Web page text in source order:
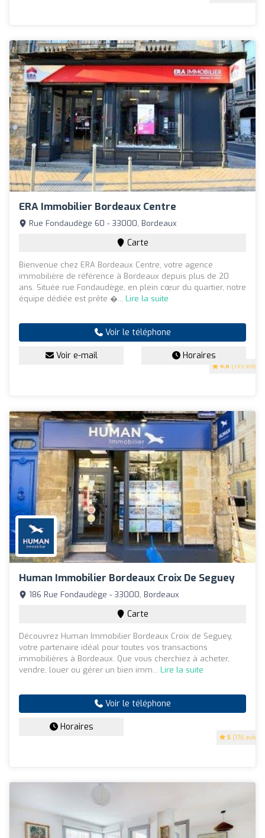
ERA Immobilier Bordeaux Centre
4.8 (199 avis)
Rue Fondaudège 60 - 33000, Bordeaux
Carte
Bienvenue chez ERA Bordeaux Centre, votre agence
immobilière de référence à Bordeaux depuis plus de 20
ans. Située rue Fondaudège, en plein cœur du quartier, notre
équipe dédiée est prête �... Lire la suite
Voir le téléphone
Voir e-mail Horaires
Human Immobilier Bordeaux Croix De Seguey
5 (176 avis)
186 Rue Fondaudège - 33000, Bordeaux
Carte
Découvrez Human Immobilier Bordeaux Croix de Seguey,
votre partenaire idéal pour toutes vos transactions
immobilières à Bordeaux. Que vous cherchiez à acheter,
vendre, louer ou gérer un bien imm... Lire la suite
Voir le téléphone
Horaires